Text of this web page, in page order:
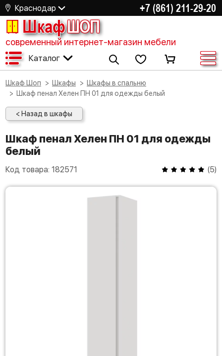
Краснодар +7 (861) 211-29-20
ШкафШОП
современный интернет-магазин мебели
Каталог
Шкаф Шоп Шкафы
Шкафы в спальню
Шкаф пенал Хелен ПН 01 для одежды белый
< Назад в шкафы
Шкаф пенал Хелен ПН 01 для одежды
белый
Код товара: 182571 (5)